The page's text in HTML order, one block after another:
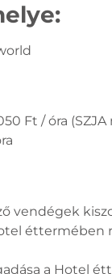
Ft / óra
vendégek
éttermében
a Hotel